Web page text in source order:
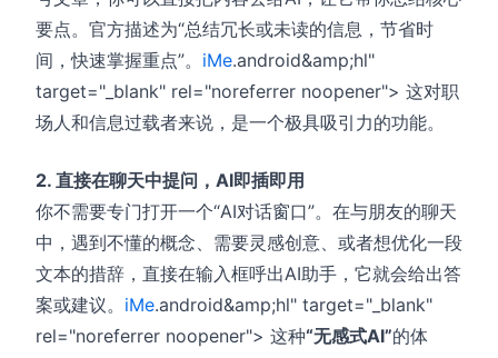
要点。官方描述为“总结冗长或未读的信息，节省时
间，快速掌握重点”。 iMe.android&amp;hl"
target="_blank" rel="noreferrer noopener"> 这对职
场人和信息过载者来说，是一个极具吸引力的功能。
2. 直接在聊天中提问，AI即插即用
你不需要专门打开一个“AI对话窗口”。在与朋友的聊天
中，遇到不懂的概念、需要灵感创意、或者想优化一段
文本的措辞，直接在输入框呼出AI助手，它就会给出答
案或建议。 iMe.android&amp;hl" target="_blank"
rel="noreferrer noopener"> 这种“无感式AI”的体